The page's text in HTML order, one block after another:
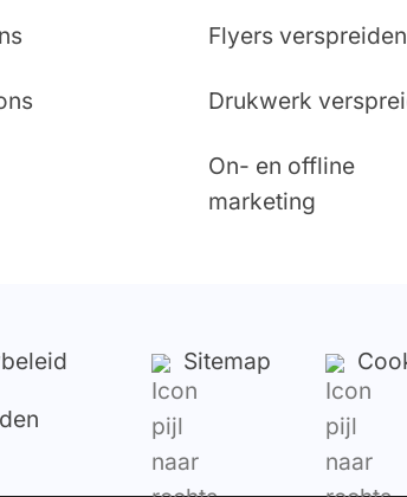
Flyers verspreiden
Drukwerk
On- en offline
marketing
Sitemap